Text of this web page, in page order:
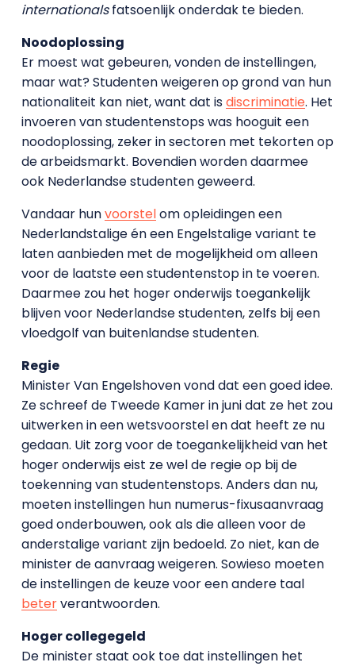
internationalsfatsoenlijk onderdak te bieden.
Noodoplossing
Er moest wat gebeuren, vonden de instellingen,
maar wat? Studenten weigeren op grond van hun
nationaliteit kan niet, want dat isdiscriminatie. Het
invoeren van studentenstops was hooguit een
noodoplossing, zeker in sectoren met tekorten op
de arbeidsmarkt. Bovendien worden daarmee
ook Nederlandse studenten geweerd.
Vandaar hunvoorstelom opleidingen een
Nederlandstalige én een Engelstalige variant te
laten aanbieden met de mogelijkheid om alleen
voor de laatste een studentenstop in te voeren.
Daarmee zou het hoger onderwijs toegankelijk
blijven voor Nederlandse studenten, zelfs bij een
vloedgolf van buitenlandse studenten.
Regie
Minister Van Engelshoven vond dat een goed idee.
Ze schreef de Tweede Kamer in juni dat ze het zou
uitwerken in een wetsvoorstel en dat heeft ze nu
gedaan. Uit zorg voor de toegankelijkheid van het
hoger onderwijs eist ze wel de regie op bij de
toekenning van studentenstops. Anders dan nu,
moeten instellingen hun numerus-fixusaanvraag
goed onderbouwen, ook als die alleen voor de
anderstalige variant zijn bedoeld. Zo niet, kan de
minister de aanvraag weigeren. Sowieso moeten
de instellingen de keuze voor een andere taal
beterverantwoorden.
Hoger collegegeld
De minister staat ook toe dat instellingen het